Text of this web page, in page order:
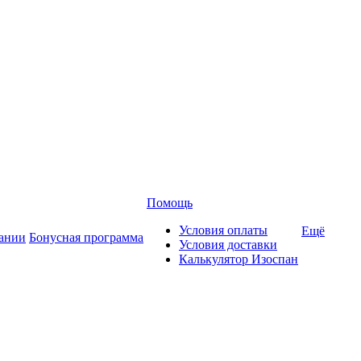
Бонусная программа
Помощь
Условия оплаты
Условия доставки
Калькулятор Изоспан
Ещё